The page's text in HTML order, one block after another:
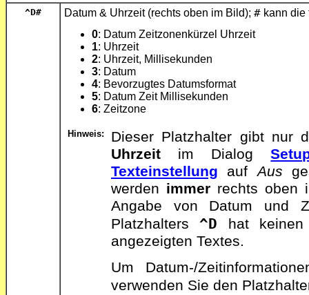
^D# Datum & Uhrzeit (rechts oben im Bild); # kann die
0: Datum Zeitzonenkürzel Uhrzeit
1: Uhrzeit
2: Uhrzeit, Millisekunden
3: Datum
4: Bevorzugtes Datumsformat
5: Datum Zeit Millisekunden
6: Zeitzone
Hinweis:
Dieser Platzhalter gibt nur
Uhrzeit im Dialog
Texteinstellung aufAus
werden immerrechts oben
Angabe von Datum und
Platzhalters^D hat
angezeigten Textes.
Um Datum-/
verwenden Sie den